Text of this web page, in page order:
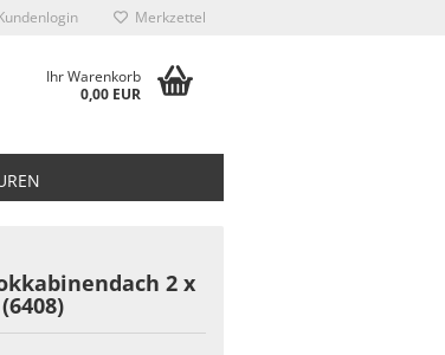
Merkzettel
Ihr Warenkorb
0,00 EUR
2 x